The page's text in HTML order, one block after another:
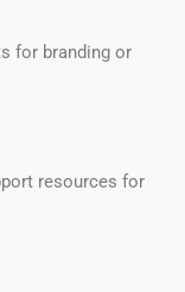
for branding or
resources for